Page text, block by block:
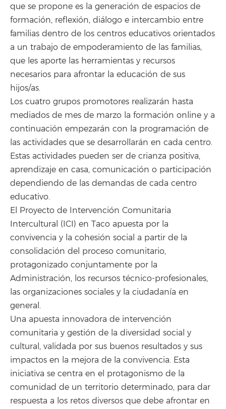
que se propone es la generación de espacios de
formación, reflexión, diálogo e intercambio entre
familias dentro de los centros educativos orientados
a un trabajo de empoderamiento de las familias,
que les aporte las herramientas y recursos
necesarios para afrontar la educación de sus
hijos/as.
Los cuatro grupos promotores realizarán hasta
mediados de mes de marzo la formación online y a
continuación empezarán con la programación de
las actividades que se desarrollarán en cada centro.
Estas actividades pueden ser de crianza positiva,
aprendizaje en casa, comunicación o participación
dependiendo de las demandas de cada centro
educativo.
El Proyecto de Intervención Comunitaria
Intercultural (ICI) en Taco apuesta por la
convivencia y la cohesión social a partir de la
consolidación del proceso comunitario,
protagonizado conjuntamente por la
Administración, los recursos técnico-profesionales,
las organizaciones sociales y la ciudadanía en
general.
Una apuesta innovadora de intervención
comunitaria y gestión de la diversidad social y
cultural, validada por sus buenos resultados y sus
impactos en la mejora de la convivencia. Esta
iniciativa se centra en el protagonismo de la
comunidad de un territorio determinado, para dar
respuesta a los retos diversos que debe afrontar en